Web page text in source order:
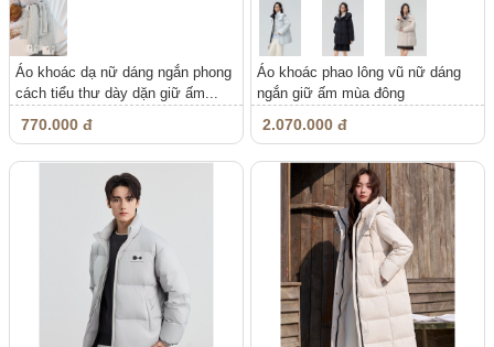
Áo khoác dạ nữ dáng ngắn phong
cách tiểu thư dày dặn giữ ấm...
770.000 đ
Áo khoác phao lông vũ nữ dáng
ngắn giữ ấm mùa đông
2.070.000 đ